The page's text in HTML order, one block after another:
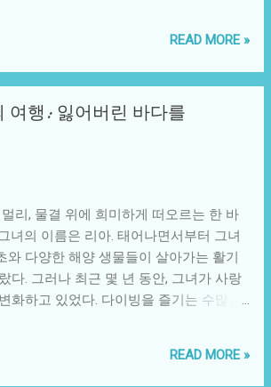
인 선과 악의 구도를 더욱 선명하게 만들
도덕적인 교훈을 주곤 합니다. 드래곤의
기 다른 문화 전반에서 수천 년에 걸쳐 형
지 장르 영화나 문학에서 드래곤은 계속
로 남아 있으며, 이를 통해 새로운 세대는
우그, 조지 R.R. 마틴의 "왕국의 선물" 시
은 뛰어난...
스를 연상시켰다. 김준수는 아이디어를
문구류를 자주 사용했다. 이 소재들이 영
떠오르는 감정들과 함께 어린 시절의 기
구들과 함께 써봤던 편지들, 여러 차례 채
속에 스쳐 지나갔다. 이러한 감정은 다이
가 진열된 코너를 돌아다니던 중, 무언가
벌어졌다. 정체불명의 큰 소리와 함께 진
아지며 혼잡함이 연출되었다. 고개를 돌
가 부모의 손을 놓치고 선택한 장난감으
이었다. 다이소는 저렴한 가격으로 다양
한 작은 사건들이 발생하기도 한다. 이때
READ MORE »
여행: 잃어버린 바다를
리, 물결 위에 희미하게 떠오르는 한 바
녀의 이름은 리아. 태어나면서부터 그녀
와 다양한 해양 생물들이 살아가는 활기
다. 그러나 최근 몇 년 동안, 그녀가 사랑
화하고 있었다. 다이빙을 즐기는 수많은
있었다. 그녀는 이 기괴한 변화의 원인을
결심했다. 리아는 먼 거리를 헤엄쳐 가기
READ MORE »